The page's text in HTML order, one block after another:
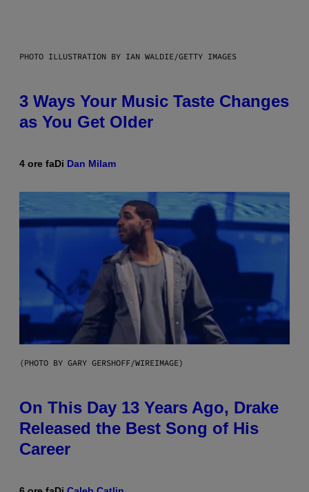
PHOTO ILLUSTRATION BY IAN WALDIE/GETTY IMAGES
3 Ways Your Music Taste Changes
as You Get Older
4 ore faDi Dan Milam
(PHOTO BY GARY GERSHOFF/WIREIMAGE)
On This Day 13 Years Ago, Drake
Released the Best Song of His
Career